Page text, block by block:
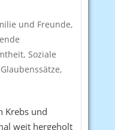
und Freunde,
, Soziale
,
Krebs und
weit hergeholt